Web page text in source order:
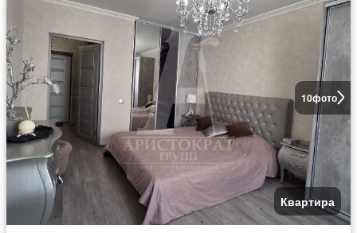
10фото
Квартира